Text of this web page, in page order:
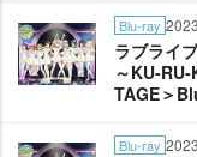
Blu-ray
ラブライ
～KU-
TAGE＞
Blu-ray